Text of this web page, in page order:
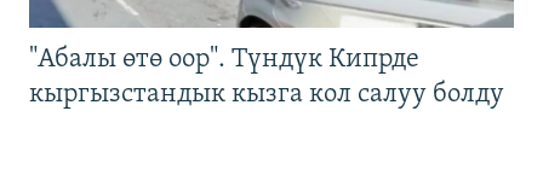
"Абалы өтө оор". Түндүк Кипрде
кыргызстандык кызга кол салуу болду